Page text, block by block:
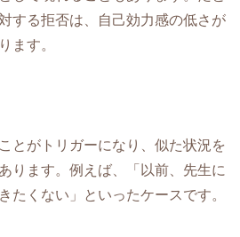
する拒否は、自己効力感の低さが
ます。
とがトリガーになり、似た状況を
ります。例えば、「以前、先生に
たくない」といったケースです。